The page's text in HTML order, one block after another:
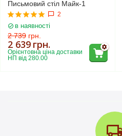
Письмовий стіл Майк-1
2
в наявності
2 739 грн.
2 639 грн.
Орієнтовна ціна доставки
НП від 280.00